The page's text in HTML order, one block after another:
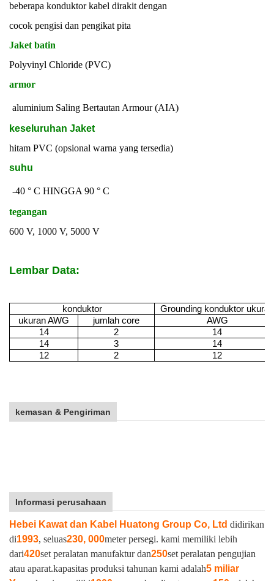
beberapa konduktor kabel dirakit dengan
cocok pengisi dan pengikat pita
Jaket batin
Polyvinyl Chloride (PVC)
armor
aluminium Saling Bertautan Armour (AIA)
keseluruhan Jaket
hitam PVC (opsional warna yang tersedia)
suhu
-40 ° C HINGGA 90 ° C
tegangan
600 V, 1000 V, 5000 V
Lembar Data:
konduktor
Grounding konduktor ukuran
ukuran AWG
jumlah core
AWG
14
2
14
14
3
14
12
2 12
kemasan & Pengiriman
Informasi perusahaan
Hebei Kawat dan Kabel Huatong Group Co, Ltd didirikan
di1993, seluas230, 000meter persegi. kami memiliki lebih
dari420set peralatan manufaktur dan250set peralatan pengujian
atau aparat.kapasitas produksi tahunan kami adalah5 miliar